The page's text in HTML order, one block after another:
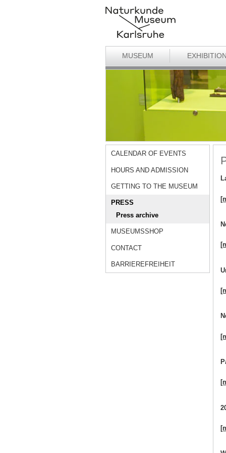
MUSEUM
CALENDAR OF EVENTS
HOURS AND ADMISSION
GETTING TO THE MUSEUM
PRESS
Press archive
MUSEUMSSHOP
CONTACT
BARRIEREFREIHEIT